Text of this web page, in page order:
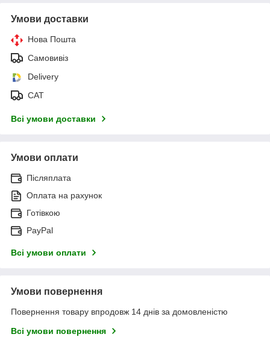
Умови доставки
Нова Пошта
Самовивіз
Delivery
САТ
Всі умови доставки
Умови оплати
Післяплата
Оплата на рахунок
Готівкою
PayPal
Всі умови оплати
Умови повернення
Повернення товару впродовж 14 днів за домовленістю
Всі умови повернення